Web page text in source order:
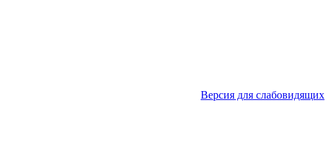
Версия для слабовидящих